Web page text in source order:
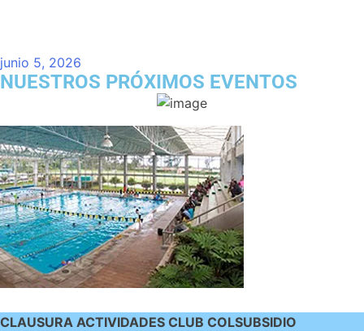
junio 5, 2026
NUESTROS PRÓXIMOS EVENTOS
CLAUSURA ACTIVIDADES CLUB COLSUBSIDIO